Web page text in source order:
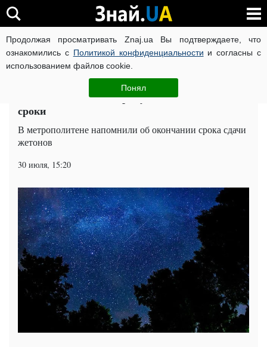
Продолжая просматривать Znaj.ua Вы подтверждаете, что
ознакомились с Политикой конфиденциальности и согласны с
использованием файлов cookie.
Понял
ВОЙНА РОССИИ ПРОТИВ УКРАИНЫ КОРОНАВИРУС В
ЧИТАТИ УКРАЇНСЬКОЮ
Обмен жетонов в метро: у киевлян поджимают
сроки
В метрополитене напомнили об окончании срока сдачи
жетонов
30 июля, 15:20